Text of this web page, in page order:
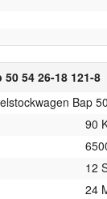
54 26-18 121-8
Bap
90
12
24